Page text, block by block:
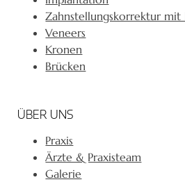
Zahnstellungskorrektur mit
Veneers
Kronen
Brücken
ÜBER UNS
Praxis
Ärzte & Praxisteam
Galerie